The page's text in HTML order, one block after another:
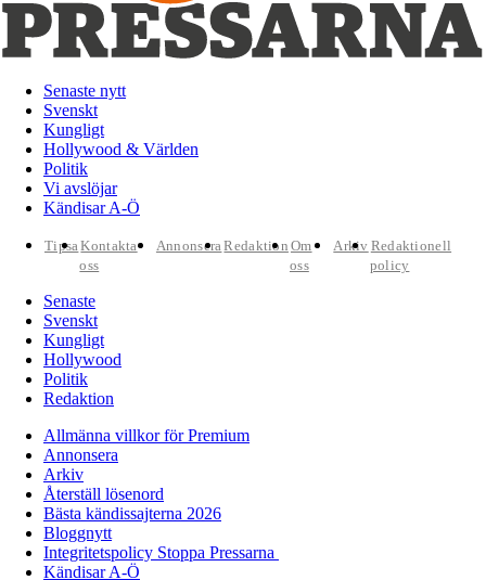
Senaste nytt
Svenskt
Kungligt
Hollywood & Världen
Politik
Vi avslöjar
Kändisar A-Ö
TipsaKontakta
oss
AnnonseraRedaktion Om
oss
Arkiv Redaktionell
policy
Senaste
Svenskt
Kungligt
Hollywood
Politik
Redaktion
Allmänna villkor för Premium
Annonsera
Arkiv
Återställ lösenord
Bästa kändissajterna 2026
Bloggnytt
Integritetspolicy Stoppa Pressarna
Kändisar A-Ö